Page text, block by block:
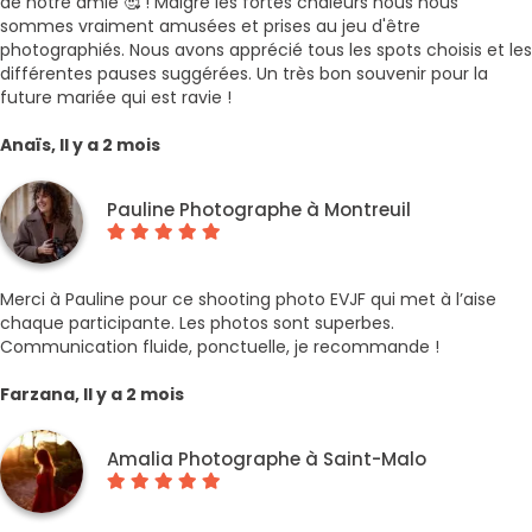
sommes vraiment amusées et prises au jeu d'être
photographiés. Nous avons apprécié tous les spots choisis et les
différentes pauses suggérées. Un très bon souvenir pour la
future mariée qui est ravie !
Anaïs, Il y a 2 mois
Pauline Photographe à Montreuil
Merci à Pauline pour ce shooting photo EVJF qui met à l’aise
chaque participante. Les photos sont superbes.
Communication fluide, ponctuelle, je recommande !
Farzana, Il y a 2 mois
Amalia Photographe à Saint-Malo